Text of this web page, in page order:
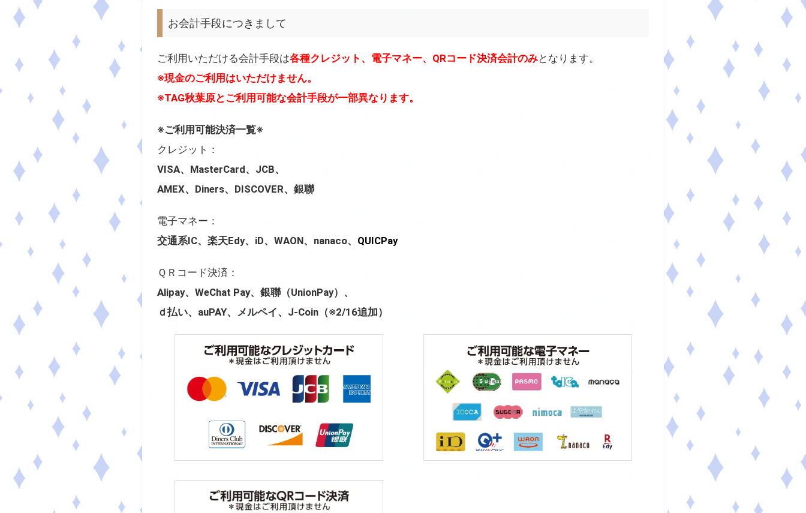
お会計手段につきまして
ご利用いただける会計手段は各種クレジット、電子マネー、QRコード決済会計のみとなります。
※現金のご利用はいただけません。
※TAG秋葉原とご利用可能な会計手段が一部異なります。
※ご利用可能決済一覧※
クレジット：
VISA、MasterCard、JCB、
AMEX、Diners、DISCOVER、銀聯
電子マネー：
交通系IC、楽天Edy、iD、WAON、nanaco、 QUICPay
ＱＲコード決済：
Alipay、WeChat Pay、銀聯（UnionPay）、
ｄ払い、auPAY、メルペイ、J-Coin（※2/16追加）